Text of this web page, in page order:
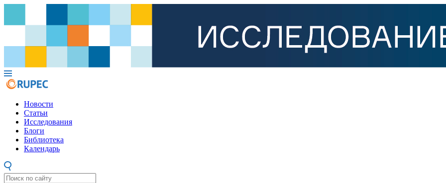
Новости
Статьи
Исследования
Блоги
Библиотека
Календарь